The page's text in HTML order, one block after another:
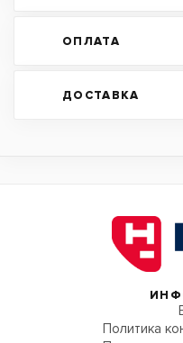
ОПЛАТА
ДОСТАВКА
Политика